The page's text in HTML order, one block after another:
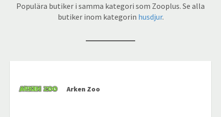
Populära butiker i samma kategori som Zooplus. Se alla
butiker inom kategorin husdjur.
Arken Zoo